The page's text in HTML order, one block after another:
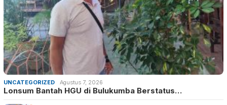
UNCATEGORIZED Agustus 7, 2026
Lonsum Bantah HGU di Bulukumba Berstatus…